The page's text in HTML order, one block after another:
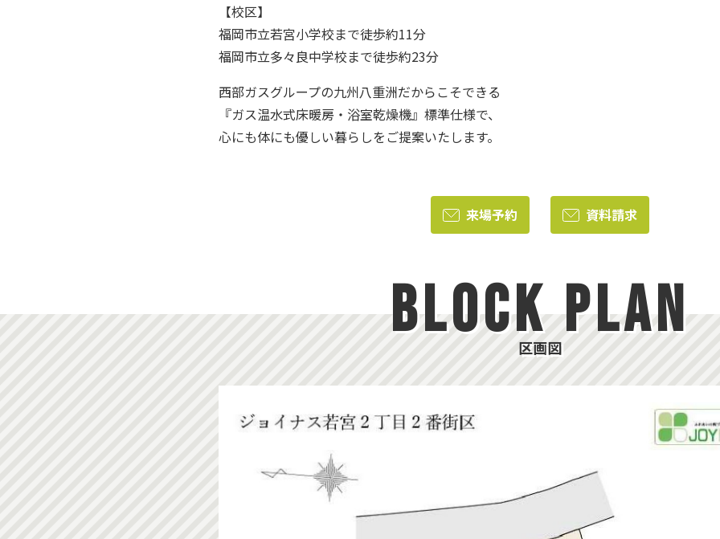
【校区】
福岡市立若宮小学校まで徒歩約11分
福岡市立多々良中学校まで徒歩約23分
西部ガスグループの九州八重洲だからこそできる
『ガス温水式床暖房・浴室乾燥機』標準仕様で、
心にも体にも優しい暮らしをご提案いたします。
来場予約 資料請求
BLOCK PLAN
区画図